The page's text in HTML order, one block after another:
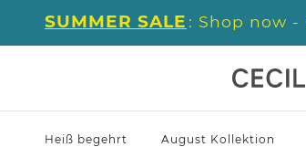
SUMMER SALE : Shop now -
Heiß begehrt August Kollektion